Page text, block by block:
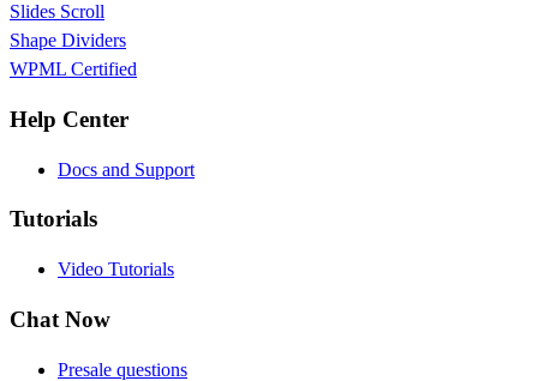
Slides Scroll
Shape Dividers
WPML Certified
Help Center
Docs and Support
Tutorials
Video Tutorials
Chat Now
Presale questions